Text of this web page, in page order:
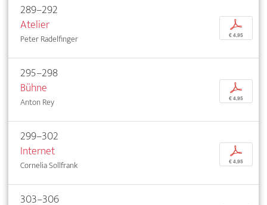
289–292
Atelier
Peter Radelfinger
p
€ 4,95
295–298
Bühne
Anton Rey
p
€ 4,95
299–302
Internet
Cornelia Sollfrank
p
€ 4,95
303–306